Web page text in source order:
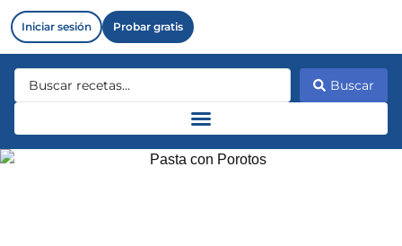
Iniciar sesión Probar gratis
Buscar